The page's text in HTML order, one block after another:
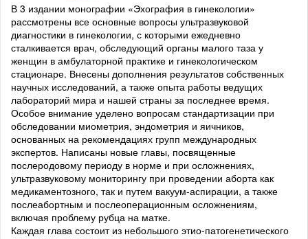
В 3 издании монографии «Эхография в гинекологии»
рассмотрены все основные вопросы ультразвуковой
диагностики в гинекологии, с которыми ежедневно
сталкивается врач, обследующий органы малого таза у
женщин в амбулаторной практике и гинекологическом
стационаре. Внесены дополнения результатов собственных
научных исследований, а также опыта работы ведущих
лабораторий мира и нашей страны за последнее время.
Особое внимание уделено вопросам стандартизации при
обследовании миометрия, эндометрия и яичников,
основанных на рекомендациях групп международных
экспертов. Написаны новые главы, посвященные
послеродовому периоду в норме и при осложнениях,
ультразвуковому мониторингу при проведении аборта как
медикаментозного, так и путем вакуум-аспирации, а также
послеабортным и послеоперационным осложнениям,
включая проблему рубца на матке.
Каждая глава состоит из небольшого этио-патогенетического